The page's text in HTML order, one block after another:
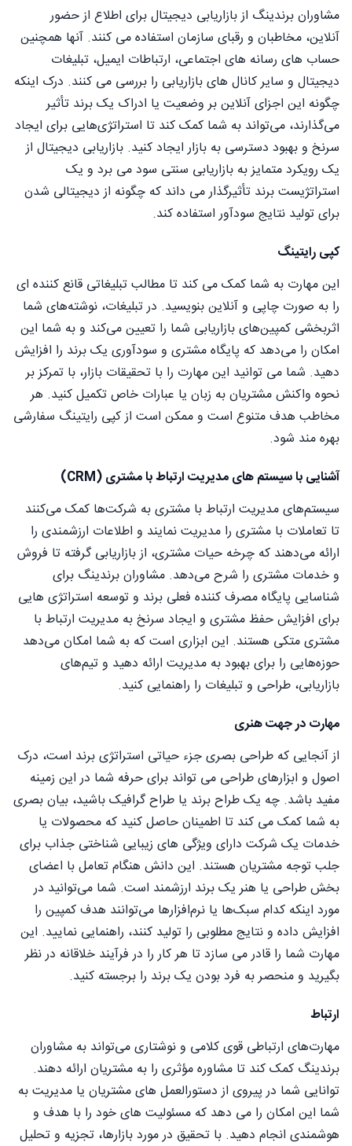
مشاوران برندینگ از بازاریابی دیجیتال برای اطلاع از حضور
آنلاین، مخاطبان و رقبای سازمان استفاده می کنند. آنها همچنین
حساب های رسانه های اجتماعی، ارتباطات ایمیل، تبلیغات
دیجیتال و سایر کانال های بازاریابی را بررسی می کنند. درک اینکه
چگونه این اجزای آنلاین بر وضعیت یا ادراک یک برند تأثیر
می‌گذارند، می‌تواند به شما کمک کند تا استراتژی‌هایی برای ایجاد
سرنخ و بهبود دسترسی به بازار ایجاد کنید. بازاریابی دیجیتال از
یک رویکرد متمایز به بازاریابی سنتی سود می برد و یک
استراتژیست برند تأثیرگذار می داند که چگونه از دیجیتالی شدن
برای تولید نتایج سودآور استفاده کند.
کپی رایتینگ
این مهارت به شما کمک می کند تا مطالب تبلیغاتی قانع کننده ای
را به صورت چاپی و آنلاین بنویسید. در تبلیغات، نوشته‌های شما
اثربخشی کمپین‌های بازاریابی شما را تعیین می‌کند و به شما این
امکان را می‌دهد که پایگاه مشتری و سودآوری یک برند را افزایش
دهید. شما می توانید این مهارت را با تحقیقات بازار، با تمرکز بر
نحوه واکنش مشتریان به زبان یا عبارات خاص تکمیل کنید. هر
مخاطب هدف متنوع است و ممکن است از کپی رایتینگ سفارشی
بهره مند شود.
آشنایی با سیستم های مدیریت ارتباط با مشتری (CRM)
سیستم‌های مدیریت ارتباط با مشتری به شرکت‌ها کمک می‌کنند
تا تعاملات با مشتری را مدیریت نمایند و اطلاعات ارزشمندی را
ارائه می‌دهند که چرخه حیات مشتری، از بازاریابی گرفته تا فروش
و خدمات مشتری را شرح می‌دهد. مشاوران برندینگ برای
شناسایی پایگاه مصرف کننده فعلی برند و توسعه استراتژی هایی
برای افزایش حفظ مشتری و ایجاد سرنخ به مدیریت ارتباط با
مشتری متکی هستند. این ابزاری است که به شما امکان می‌دهد
حوزه‌هایی را برای بهبود به مدیریت ارائه دهید و تیم‌های
بازاریابی، طراحی و تبلیغات را راهنمایی کنید.
مهارت در جهت هنری
از آنجایی که طراحی بصری جزء حیاتی استراتژی برند است، درک
اصول و ابزارهای طراحی می تواند برای حرفه شما در این زمینه
مفید باشد. چه یک طراح برند یا طراح گرافیک باشید، بیان بصری
به شما کمک می کند تا اطمینان حاصل کنید که محصولات یا
خدمات یک شرکت دارای ویژگی های زیبایی شناختی جذاب برای
جلب توجه مشتریان هستند. این دانش هنگام تعامل با اعضای
بخش طراحی یا هنر یک برند ارزشمند است. شما می‌توانید در
مورد اینکه کدام سبک‌ها یا نرم‌افزارها می‌توانند هدف کمپین را
افزایش داده و نتایج مطلوبی را تولید کنند، راهنمایی نمایید. این
مهارت شما را قادر می سازد تا هر کار را در فرآیند خلاقانه در نظر
بگیرید و منحصر به فرد بودن یک برند را برجسته کنید.
ارتباط
مهارت‌های ارتباطی قوی کلامی و نوشتاری می‌تواند به مشاوران
برندینگ کمک کند تا مشاوره مؤثری را به مشتریان ارائه دهند.
توانایی شما در پیروی از دستورالعمل های مشتریان یا مدیریت به
شما این امکان را می دهد که مسئولیت های خود را با هدف و
هوشمندی انجام دهید. با تحقیق در مورد بازارها، تجزیه و تحلیل